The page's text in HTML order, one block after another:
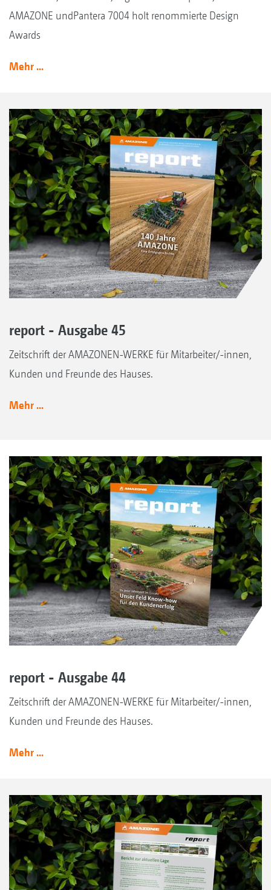
AMAZONE undPantera 7004 holt renommierte Design
Awards
Mehr ...
report - Ausgabe 45
Zeitschrift der AMAZONEN-WERKE für Mitarbeiter/-innen,
Kunden und Freunde des Hauses.
Mehr ...
report - Ausgabe 44
Zeitschrift der AMAZONEN-WERKE für Mitarbeiter/-innen,
Kunden und Freunde des Hauses.
Mehr ...